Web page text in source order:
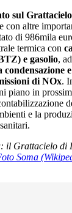
sul
con altre
di 986mila
termica con
e gasolio,
condensazione
di NOx.
piano in
e la
il Grattacielo di
Soma